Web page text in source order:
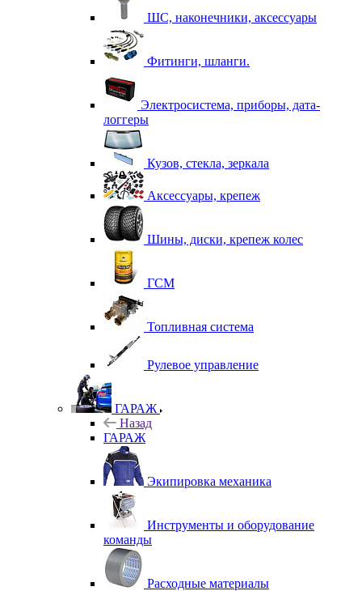
ШС, наконечники, аксессуары
Фитинги, шланги.
Электросистема, приборы, дата-
логгеры
Кузов, стекла, зеркала
Аксессуары, крепеж
Шины, диски, крепеж колес
ГСМ
Топливная система
Рулевое управление
ГАРАЖ
Назад
ГАРАЖ
Экипировка механика
Инструменты и оборудование
команды
Расходные материалы